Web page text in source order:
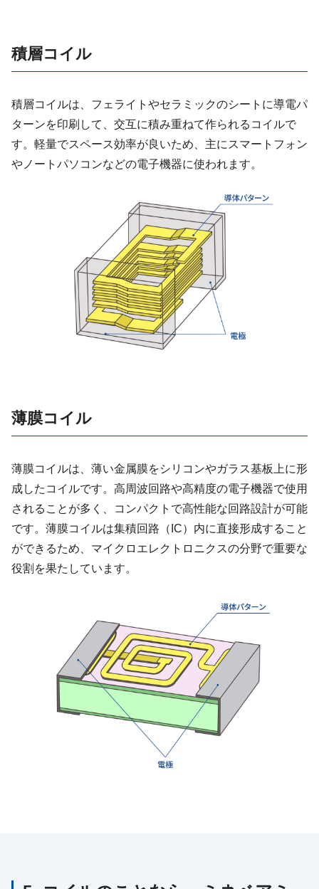
積層コイル
積層コイルは、フェライトやセラミックのシートに導電パ
ターンを印刷して、交互に積み重ねて作られるコイルで
す。軽量でスペース効率が良いため、主にスマートフォン
やノートパソコンなどの電子機器に使われます。
薄膜コイル
薄膜コイルは、薄い金属膜をシリコンやガラス基板上に形
成したコイルです。高周波回路や高精度の電子機器で使用
されることが多く、コンパクトで高性能な回路設計が可能
です。薄膜コイルは集積回路（IC）内に直接形成すること
ができるため、マイクロエレクトロニクスの分野で重要な
役割を果たしています。